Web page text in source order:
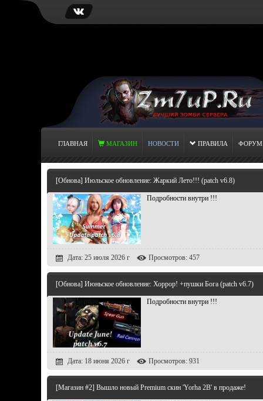
ГЛАВНАЯ МАГАЗИН НОВОСТИ ПРАВИЛА ФОРУМ
[Обнова] Июльское обновление: Жаркий Лето!!! (patch v6.8)
Подробности внутри !!!
Дата: 25 июля 2026 г Просмотров: 457
[Обнова] Июньское обновление: Хоррор! +пушки Бога (patch v6.7)
Подробности внутри !!!
Дата: 18 июня 2026 г Просмотров: 931
[Магазин #2] Вышло новый Premium скин 'Yorha 2B' в продаже!